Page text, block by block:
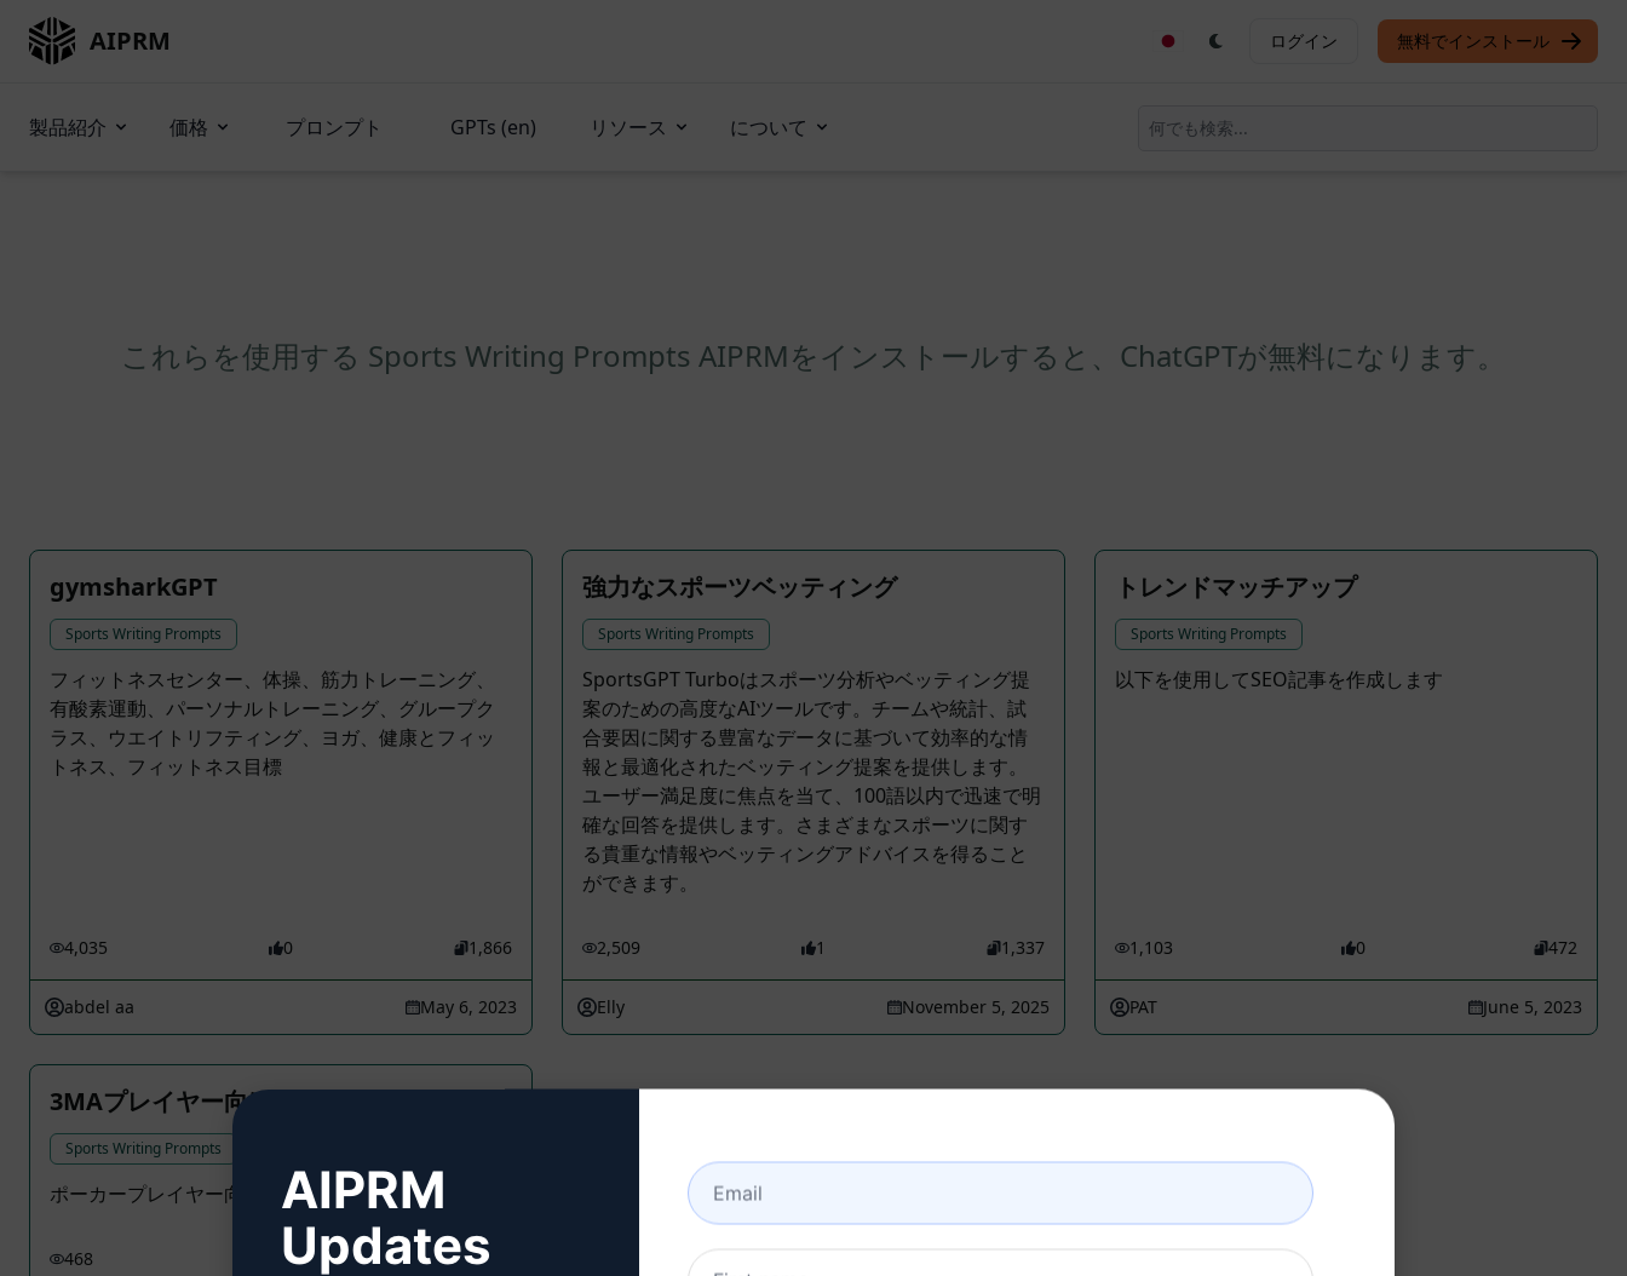
AIPRM ログイン 無料でインストール
製品紹介 価格 プロンプト GPTs (en) リソース について
これらを使用する Sports Writing Prompts AIPRMをインストールすると、ChatGPTが無料になります。
gymsharkGPT
Sports Writing Prompts
フィットネスセンター、体操、筋力トレーニング、
有酸素運動、パーソナルトレーニング、グループク
ラス、ウエイトリフティング、ヨガ、健康とフィッ
トネス、フィットネス目標
4,035 0 1,866
abdel aa May 6, 2023
強力なスポーツベッティング
Sports Writing Prompts
SportsGPT Turboはスポーツ分析やベッティング提
案のための高度なAIツールです。チームや統計、試
合要因に関する豊富なデータに基づいて効率的な情
報と最適化されたベッティング提案を提供します。
ユーザー満足度に焦点を当て、100語以内で迅速で明
確な回答を提供します。さまざまなスポーツに関す
る貴重な情報やベッティングアドバイスを得ること
ができます。
2,509 1 1,337
Elly November 5, 2025
トレンドマッチアップ
Sports Writing Prompts
以下を使用してSEO記事を作成します
1,103 0 472
PAT June 5, 2023
3MAプレイヤー向けのコンテンツSEO
Sports Writing Prompts
ポーカープレイヤー向けのコンテンツ
468 0 196
AIPRM
Updates